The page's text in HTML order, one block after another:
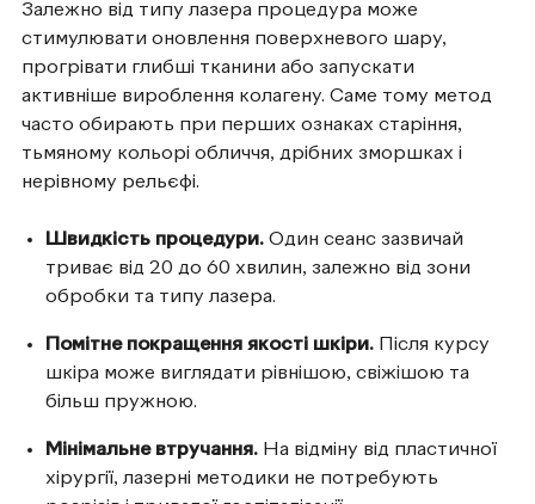
Залежно від типу лазера процедура може
стимулювати оновлення поверхневого шару,
прогрівати глибші тканини або запускати
активніше вироблення колагену. Саме тому метод
часто обирають при перших ознаках старіння,
тьмяному кольорі обличчя, дрібних зморшках і
нерівному рельєфі.
Швидкість процедури.Один сеанс зазвичай
триває від 20 до 60 хвилин, залежно від зони
обробки та типу лазера.
Помітне покращення якості шкіри.Після курсу
шкіра може виглядати рівнішою, свіжішою та
більш пружною.
Мінімальне втручання.На відміну від пластичної
хірургії, лазерні методики не потребують